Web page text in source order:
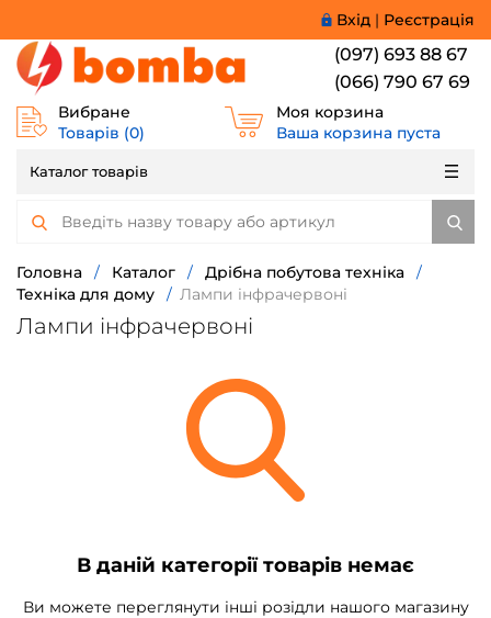
Вхід | Реєстрація
(097) 693 88 67
(066) 790 67 69
Вибране
Товарів (0)
Моя корзина
Ваша корзина пуста
Каталог товарів
Головна / Каталог / Дрібна побутова техніка
/
Техніка для дому
/ Лампи інфрачервоні
Лампи інфрачервоні
В даній категорії товарів немає
Ви можете переглянути інші розідли нашого магазину